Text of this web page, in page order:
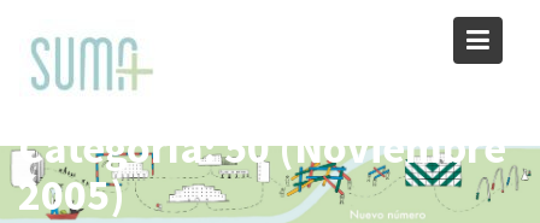
content
Categoría:50 (Noviembre
2005)